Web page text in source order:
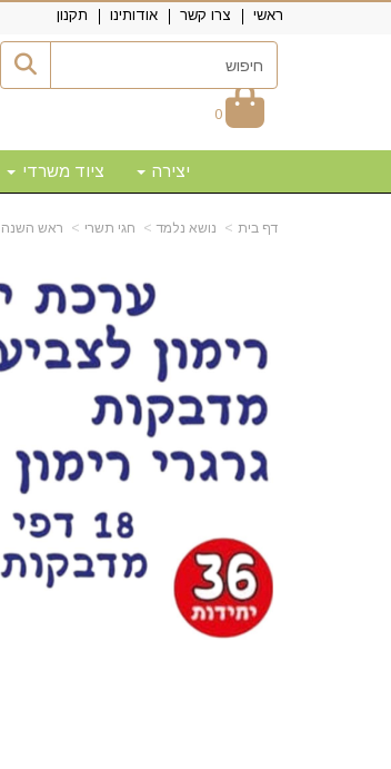
ראשי צרו קשר אודותינו תקנון
0
יצירה ציוד משרדי
דף בית נושא נלמד חגי תשרי ראש השנה